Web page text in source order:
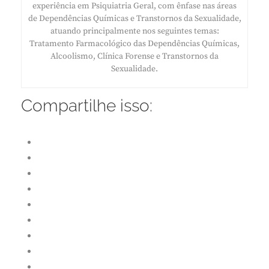
experiência em Psiquiatria Geral, com ênfase nas áreas
de Dependências Químicas e Transtornos da Sexualidade,
atuando principalmente nos seguintes temas:
Tratamento Farmacológico das Dependências Químicas,
Alcoolismo, Clínica Forense e Transtornos da
Sexualidade.
Compartilhe isso: